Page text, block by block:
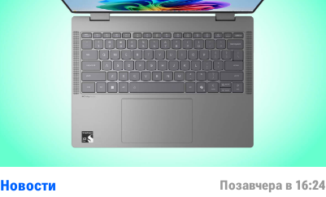
Новости Позавчера в 16:24